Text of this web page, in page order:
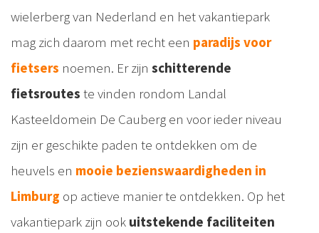
wielerberg van Nederland en het vakantiepark
mag zich daarom met recht een paradijs voor
fietsers noemen. Er zijn schitterende
fietsroutes te vinden rondom Landal
Kasteeldomein De Cauberg en voor ieder niveau
zijn er geschikte paden te ontdekken om de
heuvels en mooie bezienswaardigheden in
Limburg op actieve manier te ontdekken. Op het
vakantiepark zijn ook uitstekende faciliteiten